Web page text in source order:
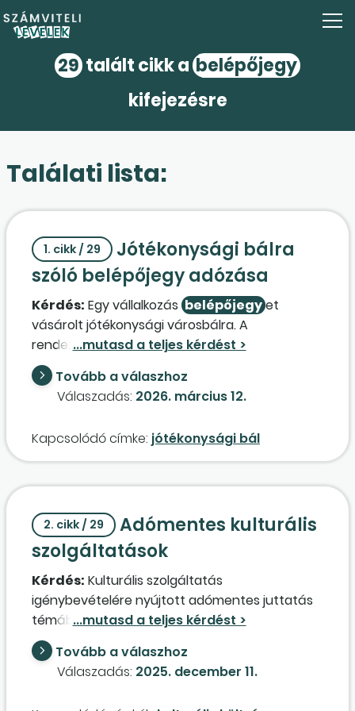
29 talált cikk a belépőjegy
kifejezésre
Találati lista:
1. cikk / 29
Jótékonysági bálra
szóló belépőjegy adózása
Kérdés: Egy vállalkozás belépőjegyet
vásárolt jótékonysági városbálra. A
rendezvényen az ügyvezető vesz részt.
Hogyan kell ezt könyvelni? A jegy díja után a
magánszemély ügyvezető adózik egyéb bér
jellegű juttatásként, vagy pedig egyes
terheli az adófizetési kötelezettség?
Tovább a válaszhoz
Válaszadás: 2026. március 12.
Kapcsolódó címke: jótékonysági bál
2. cikk / 29
Adómentes kulturális
szolgáltatások
Kérdés: Kulturális szolgáltatás
igénybevételére nyújtott adómentes juttatás
témában kérem szíves állásfoglalásukat. Az
Szja-tv. előírásában kulturális szolgáltatásnak
tekinthető esemény a színház-, tánc-, cirkusz-
vagy zeneművészeti előadás, melyek közös
Tovább a válaszhoz
Válaszadás: 2025. december 11.